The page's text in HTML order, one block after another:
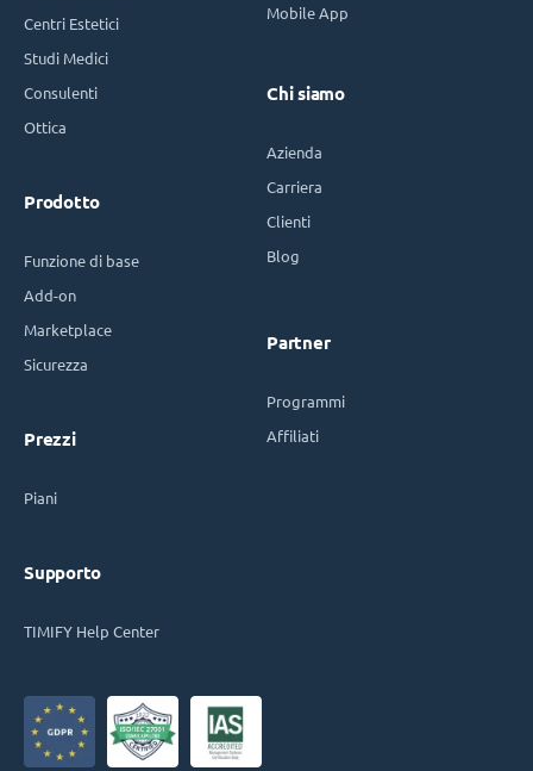
Centri Estetici
Studi Medici
Consulenti
Ottica
Prodotto
Funzione di base
Add-on
Marketplace
Sicurezza
Prezzi
Piani
Supporto
TIMIFY Help Center
Mobile App
Chi siamo
Azienda
Carriera
Clienti
Blog
Partner
Programmi
Affiliati